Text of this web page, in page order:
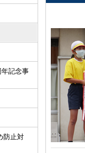
記念事
防止対